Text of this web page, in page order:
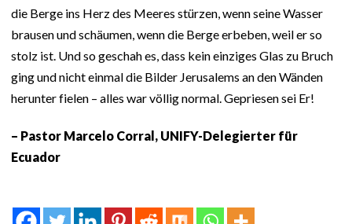
die Berge ins Herz des Meeres stürzen, wenn seine Wasser
brausen und schäumen, wenn die Berge erbeben, weil er so
stolz ist. Und so geschah es, dass kein einziges Glas zu Bruch
ging und nicht einmal die Bilder Jerusalems an den Wänden
herunter fielen – alles war völlig normal. Gepriesen sei Er!
– Pastor Marcelo Corral, UNIFY-Delegierter für
Ecuador